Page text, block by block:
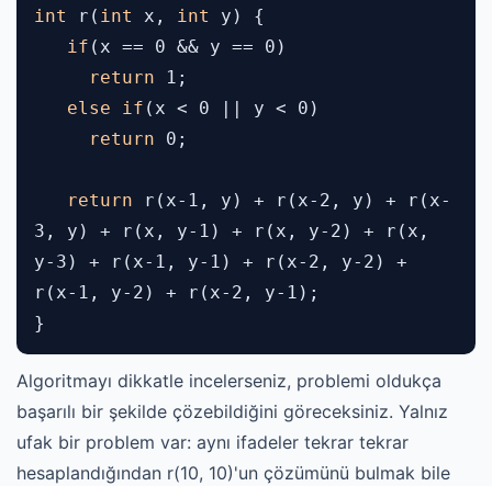
int r( int x, int y) {
if (x == 0 && y == 0)
return
1;
else if (x < 0 || y < 0)
return 0;
return
r(x-1, y) + r(x-2, y) + r(x-
3, y) + r(x, y-1) + r(x, y-2) + r(x,
y-3) + r(x-1, y-1) + r(x-2, y-2) +
r(x-1, y-2) + r(x-2, y-1);
}
Algoritmayı dikkatle incelerseniz, problemi oldukça
başarılı bir şekilde çözebildiğini göreceksiniz. Yalnız
ufak bir problem var: aynı ifadeler tekrar tekrar
hesaplandığından r(10, 10)'un çözümünü bulmak bile